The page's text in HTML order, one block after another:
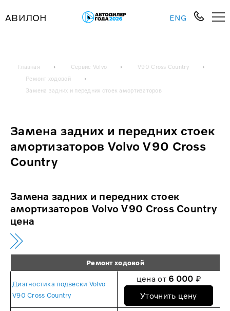
АВИЛОН ENG
Главная Сервис Volvo
V90 Cross Country
Ремонт ходовой
Замена задних и передних стоек амортизаторов
Замена задних и передних стоек
амортизаторов Volvo V90 Cross
Country
Замена задних и передних стоек
амортизаторов Volvo V90 Cross Country
цена
Ремонт ходовой
Диагностика подвески Volvo
V90 Cross Country
цена от 6 000 ₽
Уточнить цену